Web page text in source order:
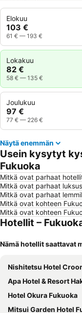
Elokuu
103 €
61 € — 193 €
Lokakuu
82 €
58 € — 135 €
Joulukuu
97 €
77 € — 226 €
Näytä enemmän
Usein kysytyt
Fukuoka
Mitkä ovat parhaat
Mitkä ovat parhaat
Mitkä ovat parhaat
Mitkä ovat kohteen
Mitkä ovat kohteen
Hotellit –
Nämä hotellit saattavat
Nishitetsu Hotel Croom
Apa Hotel & Resort Hakata
Hotel Okura Fukuoka
Mitsui Garden Hotel Fukuoka